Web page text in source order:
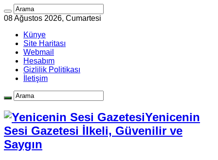
08 Ağustos 2026, Cumartesi
Künye
Site Haritası
Webmail
Hesabım
Gizlilik Politikası
İletişim
Yenicenin
Sesi Gazetesi İlkeli, Güvenilir ve
Saygın